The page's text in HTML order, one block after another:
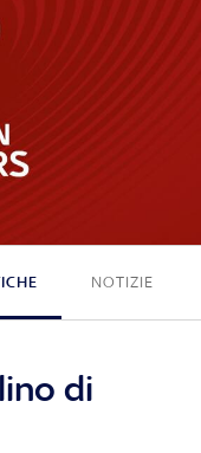
NOTIZIE
di